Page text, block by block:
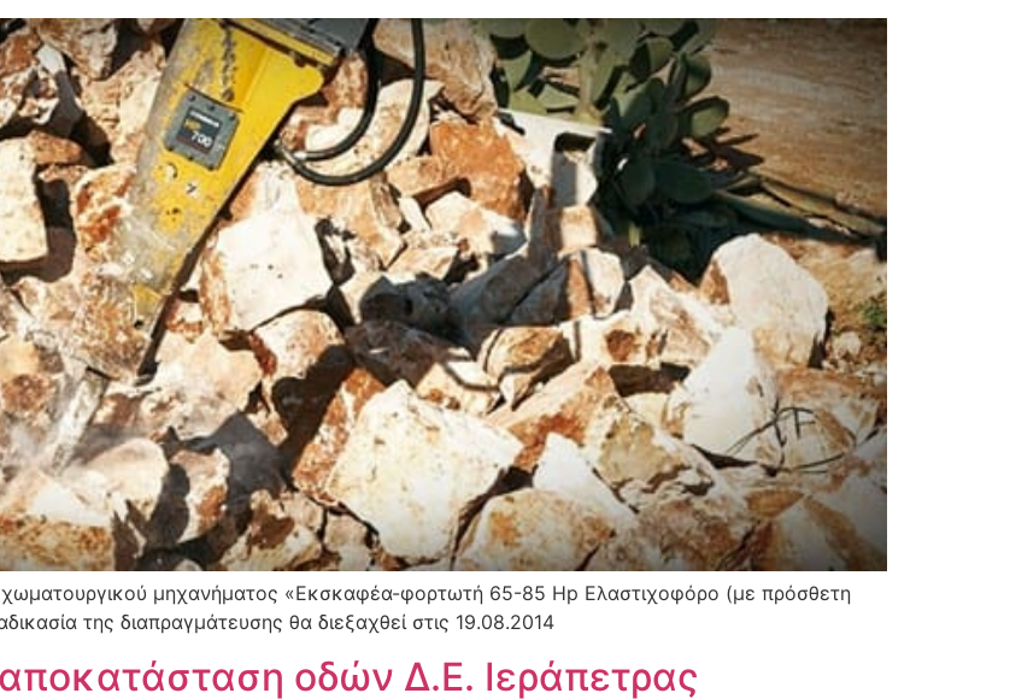
μηχανήματος «Εκσκαφέα-φορτωτή 65-85 Hp Ελαστιχοφόρο (με πρόσθετη
της διαπραγμάτευσης θα διεξαχθεί στις 19.08.2014
οδών Δ.Ε. Ιεράπετρας